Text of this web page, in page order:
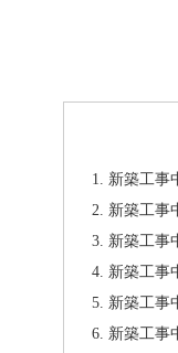
新築工事
新築工事
新築工事
新築工事
新築工事
新築工事